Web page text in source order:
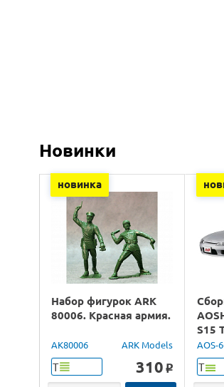
Новинки
новинка
Набор фигурок ARK
80006. Красная армия.
AK80006 ARK Models
Т 310 o
S15
AOS-
Т